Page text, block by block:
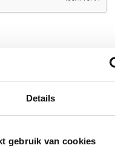
Details
gebruik van cookies